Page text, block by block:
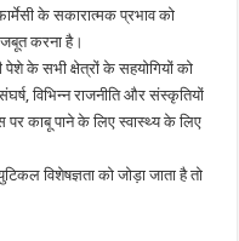
के सकारात्मक प्रभाव को
करना है।
के सभी क्षेत्रों के सहयोगियों को
विभिन्न राजनीति और संस्कृतियों
काबू पाने के लिए स्वास्थ्य के लिए
विशेषज्ञता को जोड़ा जाता है तो